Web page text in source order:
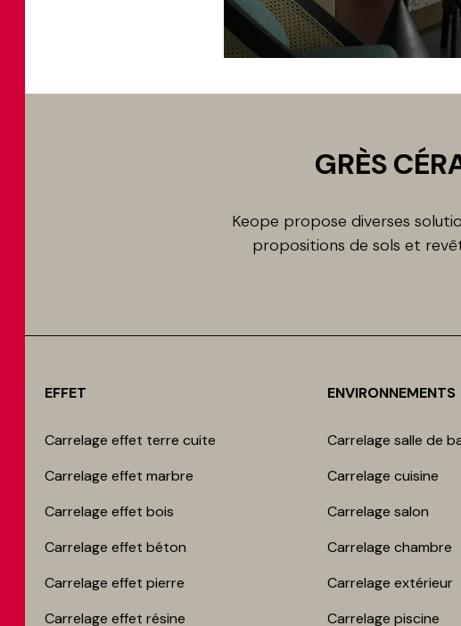
GRÈS
Keope propose diverses
propositions de sols et
EFFET
Carrelage effet terre cuite
Carrelage effet marbre
Carrelage effet bois
Carrelage effet béton
Carrelage effet pierre
Carrelage effet résine
ENVIRONNEMENTS
Carrelage salle de
Carrelage cuisine
Carrelage salon
Carrelage chambre​
Carrelage extérieur
Carrelage piscine